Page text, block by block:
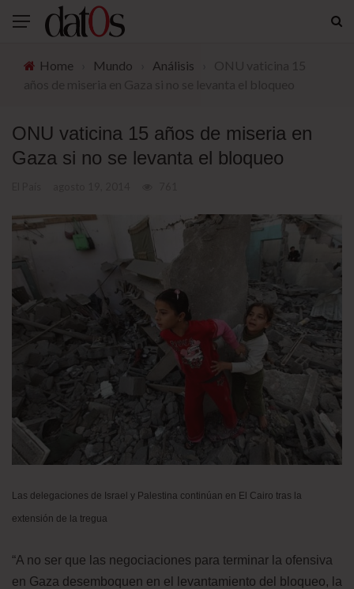
Home Mundo Análisis
ONU vaticina 15 años de miseria en
Gaza si no se levanta el bloqueo
Las delegaciones de Israel y Palestina continúan en El Cairo tras la
extensión de la tregua
“A no ser que las negociaciones para terminar la ofensiva
en Gaza desemboquen en el levantamiento del bloqueo, la